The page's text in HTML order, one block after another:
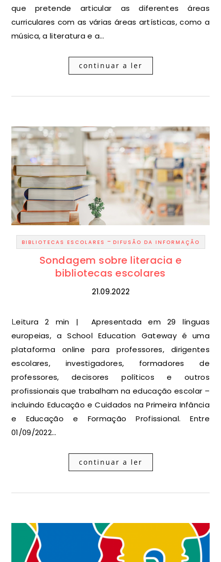
que pretende articular as diferentes áreas
curriculares com as várias áreas artísticas, como a
música, a literatura e a…
continuar a ler
BIBLIOTECAS ESCOLARES - DIFUSÃO DA INFORMAÇÃO
Sondagem sobre literacia e
bibliotecas escolares
21.09.2022
Leitura 2 min | Apresentada em 29 línguas
europeias, a School Education Gateway é uma
plataforma online para professores, dirigentes
escolares, investigadores, formadores de
professores, decisores políticos e outros
profissionais que trabalham na educação escolar –
incluindo Educação e Cuidados na Primeira Infância
e Educação e Formação Profissional. Entre
01/09/2022…
continuar a ler